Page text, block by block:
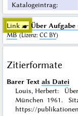
Katalogeintrag:
Link ☛ Über
MB (Lizenz: CC BY)
Zitierformate
Barer Text als Datei
Louis, Herbert:
München 1961.
https://